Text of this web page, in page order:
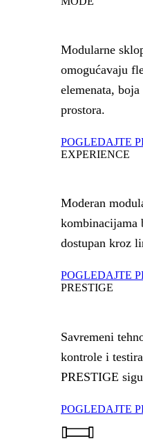
Modularne
omogućavaju
elemenata,
prostora.
POGLEDAJTE
EXPERIENCE
Moderan
kombinacijama
dostupan kroz
POGLEDAJTE
PRESTIGE
Savremeni
kontrole i
PRESTIGE
POGLEDAJTE